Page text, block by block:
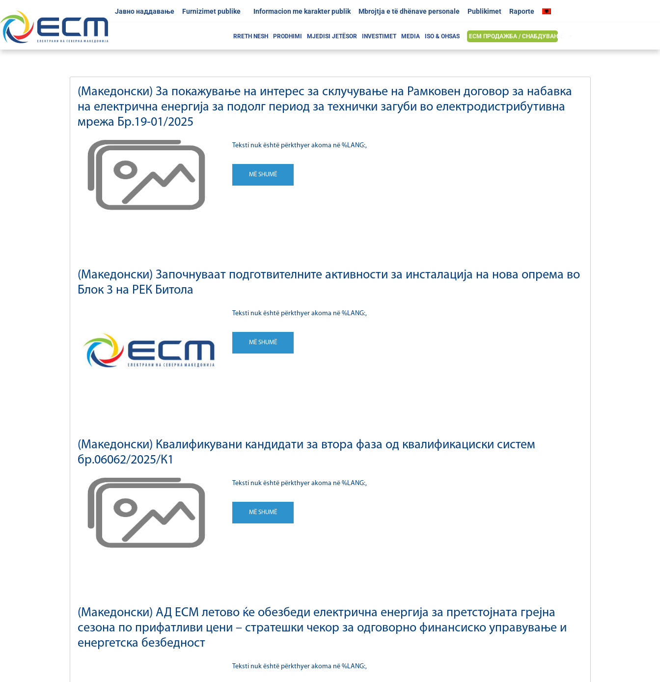
Јавно наддавање Furnizimet publike Informacion me karakter publik Mbrojtja e të dhënave personale Publikimet Raporte
RRETH NESH PRODHIMI MJEDISI JETËSOR INVESTIMET MEDIA ISO & OHSAS ЕСМ ПРОДАЖБА / СНАБДУВАЊЕ
(Македонски) За покажување на интерес за склучување на Рамковен договор за набавка
на електрична енергија за подолг период за технички загуби во електродистрибутивна
мрежа Бр.19-01/2025
Teksti nuk është përkthyer akoma në %LANG:,
MË SHUMË
(Македонски) Започнуваат подготвителните активности за инсталација на нова опрема во
Блок 3 на РЕК Битола
Teksti nuk është përkthyer akoma në %LANG:,
MË SHUMË
(Македонски) Квалификувани кандидати за втора фаза од квалификациски систем
бр.06062/2025/К1
Teksti nuk është përkthyer akoma në %LANG:,
MË SHUMË
(Македонски) АД ЕСМ летово ќе обезбеди електрична енергија за претстојната грејна
сезона по прифатливи цени – стратешки чекор за одговорно финансиско управување и
енергетска безбедност
Teksti nuk është përkthyer akoma në %LANG:,